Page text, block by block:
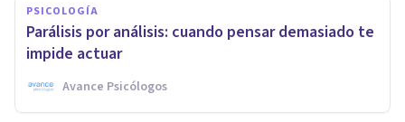
PSICOLOGÍA
Parálisis por análisis: cuando pensar demasiado te
impide actuar
Avance Psicólogos